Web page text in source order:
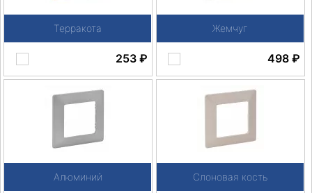
Терракота
253₽
Жемчуг
498 ₽
Алюминий Слоновая кость